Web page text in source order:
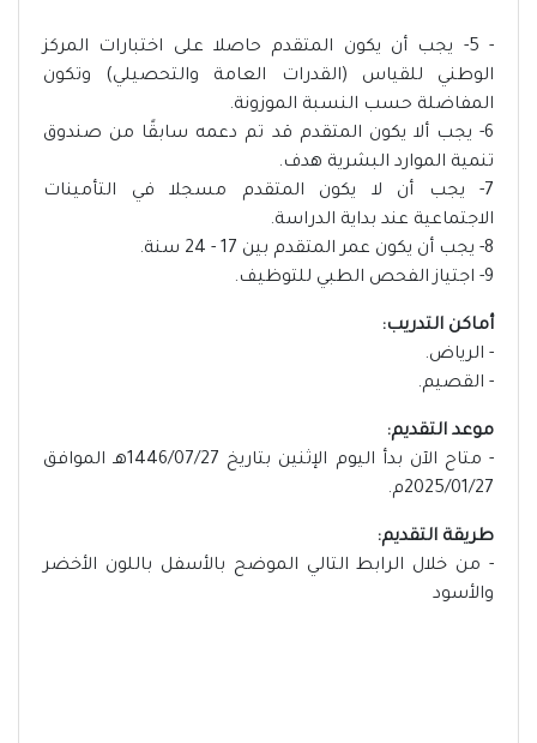
- 5- يجب أن يكون المتقدم حاصلا على اختبارات المركز
الوطني للقياس (القدرات العامة والتحصيلي) وتكون
المفاضلة حسب النسبة الموزونة.
6- يجب ألا يكون المتقدم قد تم دعمه سابقًا من صندوق
تنمية الموارد البشرية هدف.
7- يجب أن لا يكون المتقدم مسجلا في التأمينات
الاجتماعية عند بداية الدراسة.
8- يجب أن يكون عمر المتقدم بين 17 - 24 سنة.
9- اجتياز الفحص الطبي للتوظيف.
أماكن التدريب:
- الرياض.
- القصيم.
موعد التقديم:
- متاح الآن بدأ اليوم الإثنين بتاريخ 1446/07/27هـ الموافق
2025/01/27م.
طريقة التقديم:
- من خلال الرابط التالي الموضح بالأسفل باللون الأخضر
والأسود